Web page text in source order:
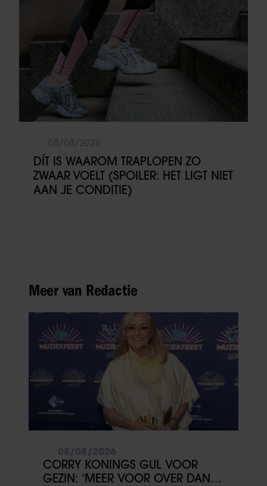
DÍT IS WAAROM TRAPLOPEN ZO
ZWAAR VOELT (SPOILER: HET LIGT NIET
AAN JE CONDITIE)
Meer van Redactie
CORRY KONINGS GUL VOOR
GEZIN: ‘MEER VOOR OVER DAN